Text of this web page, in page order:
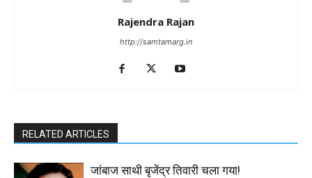
Rajendra Rajan
http://samtamarg.in
RELATED ARTICLES
जांबाज साथी बृजेंद्र तिवारी चला गया!